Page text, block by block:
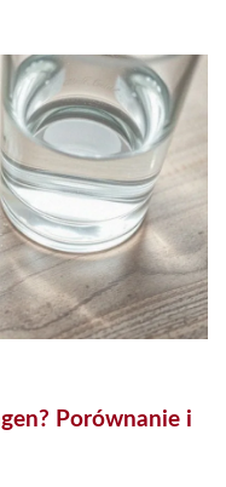
Porównanie i